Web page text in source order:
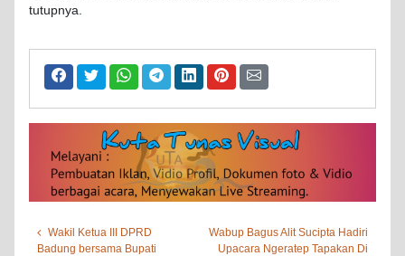
tutupnya.
Wakil Ketua III DPRD
Badung bersama Bupati
Wabup Bagus Alit Sucipta Hadiri
Upacara Ngeratep Tapakan Di